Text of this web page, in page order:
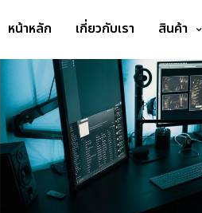
หน้าหลัก เกี่ยวกับเรา สินค้า